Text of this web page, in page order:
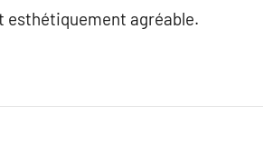
esthétiquement agréable.